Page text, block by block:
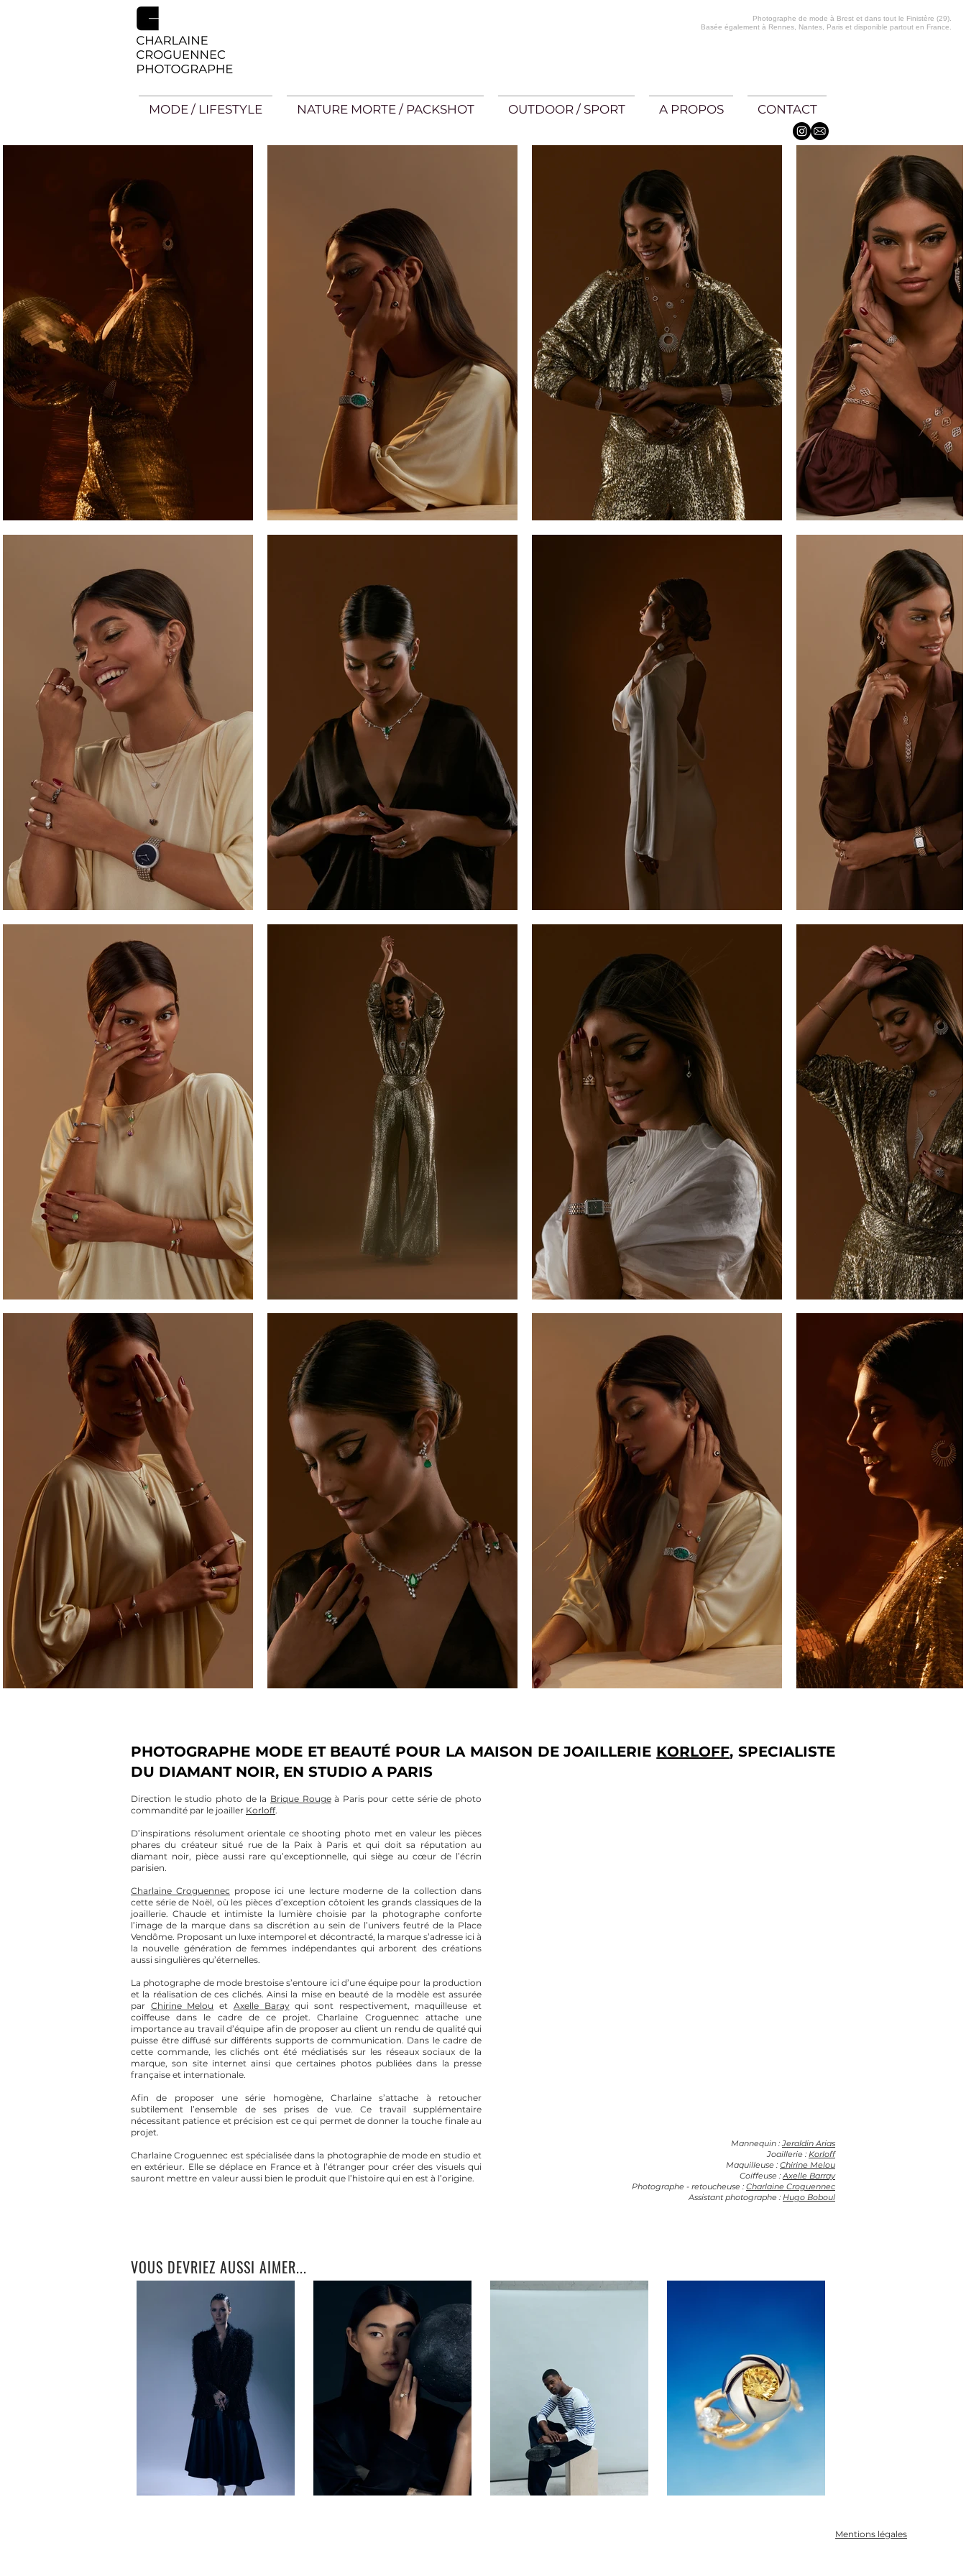
MODE / LIFESTYLE NATURE MORTE / PACKSHOT OUTDOOR / SPORT A PROPOS CONTACT
Photographe de mode à Brest et dans tout le Finistère (29).
Basée également à Rennes, Nantes, Paris et disponible partout en France.
PHOTOGRAPHE MODE ET BEAUTÉ POUR LA MAISON DE JOAILLERIE KORLOFF, SPECIALISTE
DU DIAMANT NOIR, EN STUDIO A PARIS
Direction le studio photo de la Brique Rougeà Paris pour cette série de photo
commandité par le joailler Korloff.
D’inspirations résolument orientale ce shooting photo met en valeur les pièces
phares du créateur situé rue de la Paix à Paris et qui doit sa réputation au
diamant noir, pièce aussi rare qu’exceptionnelle, qui siège au cœur de l’écrin
parisien.
Charlaine Croguennec propose ici une lecture moderne de la collection dans
cette série de Noël, où les pièces d’exception côtoient les grands classiques de la
joaillerie. Chaude et intimiste la lumière choisie par la photographe conforte
l’image de la marque dans sa discrétion au sein de l’univers feutré de la Place
Vendôme. Proposant un luxe intemporel et décontracté, la marque s’adresse ici à
la nouvelle génération de femmes indépendantes qui arborent des créations
aussi singulières qu’éternelles.
La photographe de mode brestoise s’entoure ici d’une équipe pour la production
et la réalisation de ces clichés. Ainsi la mise en beauté de la modèle est assurée
par Chirine Melou et Axelle Barayqui sont respectivement, maquilleuse et
coiffeuse dans le cadre de ce projet. Charlaine Croguennec attache une
importance au travail d’équipe afin de proposer au client un rendu de qualité qui
puisse être diffusé sur différents supports de communication. Dans le cadre de
cette commande, les clichés ont été médiatisés sur les réseaux sociaux de la
marque, son site internet ainsi que certaines photos publiées dans la presse
française et internationale.
Afin de proposer une série homogène, Charlaine s’attache à retoucher
subtilement l’ensemble de ses prises de vue. Ce travail supplémentaire
nécessitant patience et précision est ce qui permet de donner la touche finale au
projet.
Charlaine Croguennec est spécialisée dans la photographie de mode en studio et
en extérieur. Elle se déplace en France et à l’étranger pour créer des visuels qui
sauront mettre en valeur aussi bien le produit que l’histoire qui en est à l’origine.
Mannequin :Jeraldin Arias
Joaillerie :Korloff
Maquilleuse :Chirine Melou
Coiffeuse :Axelle Barray
Photographe - retoucheuse :Charlaine Croguennec
Assistant photographe :Hugo Boboul
VOUS DEVRIEZ AUSSI AIMER...
Mentions légales